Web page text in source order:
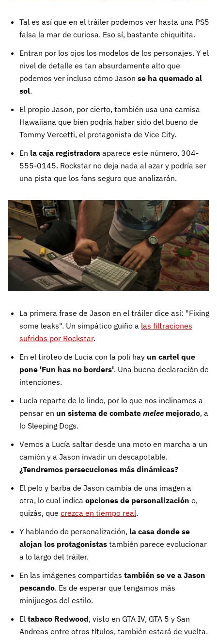
Tal es así que en el tráiler podemos ver hasta una PS5
falsa la mar de curiosa. Eso sí, bastante chiquitita.
Entran por los ojos los modelos de los personajes. Y el
nivel de detalle es tan absurdamente alto que
podemos ver incluso cómo Jason se ha quemado al
sol.
El propio Jason, por cierto, también usa una camisa
Hawaiiana que bien podría haber sido del bueno de
Tommy Vercetti, el protagonista de Vice City.
En la caja registradora aparece este número, 304-
555-0145. Rockstar no deja nada al azar y podría ser
una pista que los fans seguro que analizarán.
La primera frase de Jason en el tráiler dice así: "Fixing
some leaks". Un simpático guiño a las filtraciones
sufridas por Rockstar.
En el tiroteo de Lucia con la poli hay un cartel que
pone 'Fun has no borders'. Una buena declaración de
intenciones.
Lucía reparte de lo lindo, por lo que nos inclinamos a
pensar en un sistema de combate melee mejorado, a
lo Sleeping Dogs.
Vemos a Lucía saltar desde una moto en marcha a un
camión y a Jason invadir un descapotable.
¿Tendremos persecuciones más dinámicas?
El pelo y barba de Jason cambia de una imagen a
otra, lo cual indica opciones de personalización o,
quizás, que crezca en tiempo real.
Y hablando de personalización, la casa donde se
alojan los protagonistas también parece evolucionar
a lo largo del tráiler.
En las imágenes compartidas también se ve a Jason
pescando. Es de esperar que tengamos más
minijuegos del estilo.
El tabaco Redwood, visto en GTA IV, GTA 5 y San
Andreas entre otros títulos, también estará de vuelta.